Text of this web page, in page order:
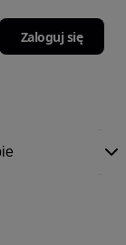
Zaloguj się